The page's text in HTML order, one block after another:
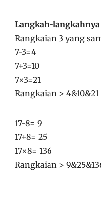
Langkah-
Rangkaian 3 yang
7-3=4
7+3=10
7×3=21
Rangkaian > 4&10&21
17-8= 9
17+8= 25
17×8= 136
Rangkaian >